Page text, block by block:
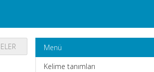
Menü
Kelime tanımları